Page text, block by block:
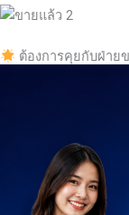
ต้องการคุยกับฝ่าย